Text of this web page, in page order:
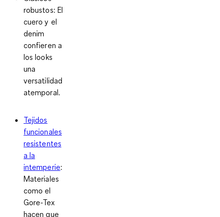
robustos: El
cuero y el
denim
confieren a
los looks
una
versatilidad
atemporal.
Tejidos
funcionales
resistentes
a la
intemperie:
Materiales
como el
Gore-Tex
hacen que